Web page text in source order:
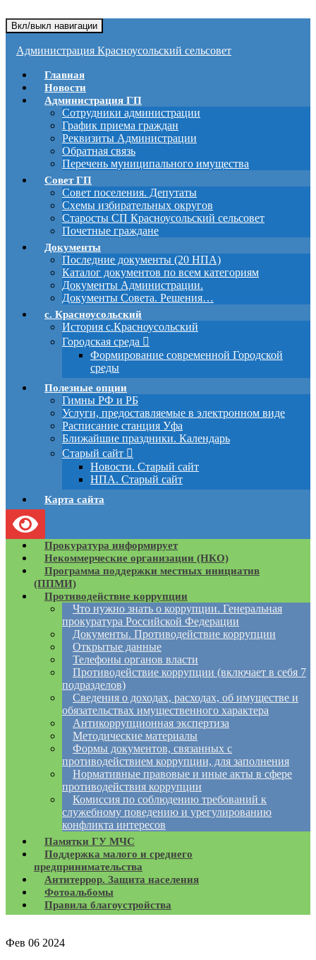
Вкл/выкл навигации
Администрация Красноусольский сельсовет
Главная
Новости
Администрация ГП
Сотрудники администрации
График приема граждан
Реквизиты Администрации
Обратная связь
Перечень муниципального имущества
Совет ГП
Совет поселения. Депутаты
Схемы избирательных округов
Старосты СП Красноусольский сельсовет
Почетные граждане
Документы
Последние документы (20 НПА)
Каталог документов по всем категориям
Документы Администрации.
Документы Совета. Решения…
с. Красноусольский
История с.Красноусольский
Городская среда
Формирование современной Городской
среды
Полезные опции
Гимны РФ и РБ
Услуги, предоставляемые в электронном виде
Расписание станция Уфа
Ближайшие праздники. Календарь
Старый сайт
Новости. Старый сайт
НПА. Старый сайт
Карта сайта
Прокуратура информирует
Некоммерческие организации (НКО)
Программа поддержки местных инициатив
(ППМИ)
Противодействие коррупции
Что нужно знать о коррупции. Генеральная
прокуратура Российской Федерации
Документы. Противодействие коррупции
Открытые данные
Телефоны органов власти
Противодействие коррупции (включает в себя 7
подразделов)
Сведения о доходах, расходах, об имуществе и
обязательствах имущественного характера
Антикоррупционная экспертиза
Методические материалы
Формы документов, связанных с
противодействием коррупции, для заполнения
Нормативные правовые и иные акты в сфере
противодействия коррупции
Комиссия по соблюдению требований к
служебному поведению и урегулированию
конфликта интересов
Памятки ГУ МЧС
Поддержка малого и среднего
предпринимательства
Антитеррор. Защита населения
Фотоальбомы
Правила благоустройства
Фев 06 2024